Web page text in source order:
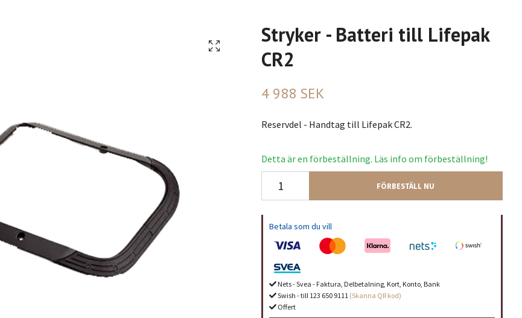
Stryker - Batteri till Lifepak
CR2
4 988 SEK
Reservdel - Handtag till Lifepak CR2.
Detta är en förbeställning. Läs info om förbeställning!
FÖRBESTÄLL NU
Betala som du vill
Nets - Svea - Faktura, Delbetalning, Kort, Konto, Bank
Swish - till 123 650 9111 (Skanna QR kod)
Offert